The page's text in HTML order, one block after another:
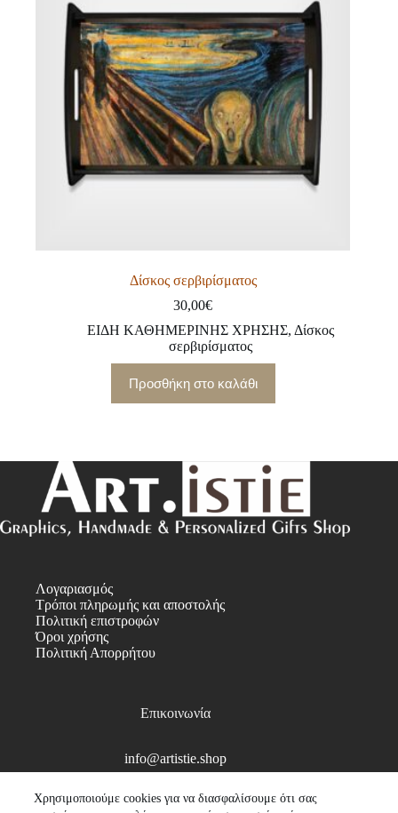
Χρησιμοποιούμε cookies για να διασφαλίσουμε ότι σας
Δίσκος σερβιρίσματος
30,00€
ΕΙΔΗ ΚΑΘΗΜΕΡΙΝΗΣ ΧΡΗΣΗΣ, Δίσκος
σερβιρίσματος
Προσθήκη στο καλάθι
Λογαριασμός
Τρόποι πληρωμής και αποστολής
Πολιτική επιστροφών
Όροι χρήσης
Πολιτική Απορρήτου
Επικοινωνία
info@artistie.shop